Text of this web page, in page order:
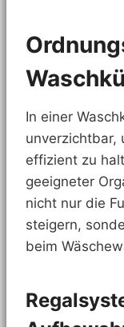
In einer
unverzichtbar,
effizient zu
geeigneter
nicht nur die
steigern,
beim